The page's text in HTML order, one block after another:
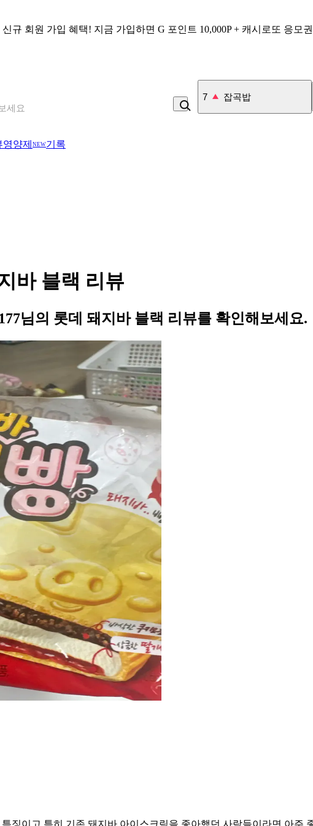
신규 회원 가입 혜택! 지금 가입하면 G 포인트 10,000P + 캐시로또 응모
세요
7 잡곡밥
영양제 NEW기록
바 블랙 리뷰
님의 롯데 돼지바 블랙 리뷰를 확인해보세요.
징이고 특히 기존 돼지바 아이스크림을 좋아했던 사람들이라면 아주